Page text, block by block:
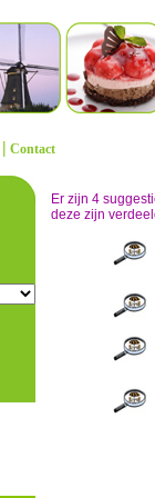
| Contact
Er zijn 4
deze zijn